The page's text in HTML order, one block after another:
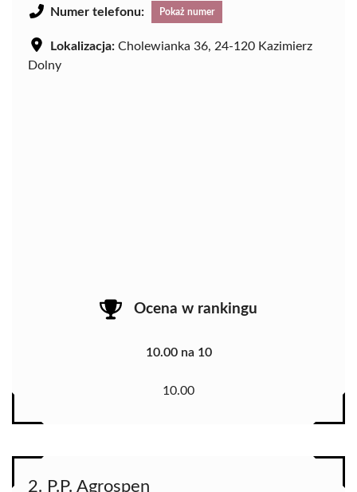
Numer telefonu: Pokaż numer
Lokalizacja: Cholewianka 36, 24-120 Kazimierz
Dolny
Ocena w rankingu
10.00 na 10
10.00
2. P.P. Agrospen